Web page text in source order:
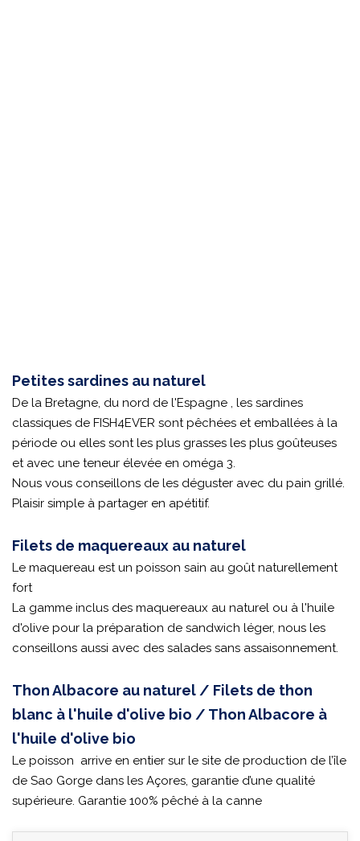
Petites sardines au naturel
De la Bretagne, du nord de l'Espagne , les sardines
classiques de FISH4EVER sont pêchées et emballées à la
période ou elles sont les plus grasses les plus goûteuses
et avec une teneur élevée en oméga 3.
Nous vous conseillons de les déguster avec du pain grillé.
Plaisir simple à partager en apétitif.
Filets de maquereaux au naturel
Le maquereau est un poisson sain au goût naturellement
fort
La gamme inclus des maquereaux au naturel ou à l'huile
d'olive pour la préparation de sandwich léger, nous les
conseillons aussi avec des salades sans assaisonnement.
Thon Albacore au naturel / Filets de thon
blanc à l'huile d'olive bio / Thon Albacore à
l'huile d'olive bio
Le poisson arrive en entier sur le site de production de l’île
de Sao Gorge dans les Açores, garantie d’une qualité
supérieure. Garantie 100% pêché à la canne